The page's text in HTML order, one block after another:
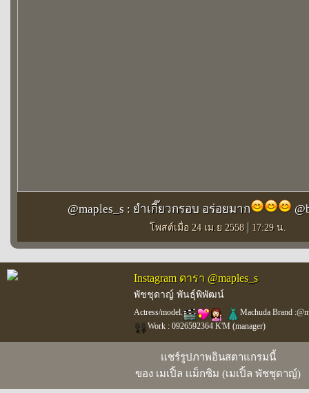
@maples_s : ยำเกี๊ยวกรอบ อร่อยมาก
โพสต์เมื่อ 24 เม.ย 2558 | 17:29 น.
Instagram ดารา @maples_s
พัชชุดาญ์ พันธุ์พิพัฒน์
Actress/model.
Machuda Brand
Work : 0926592364 K'M (manager)
แชร์รูปภาพอินสตาแกรมนี้
ของ เมเปิ้ล เเม็กซิม (เมเปิ้ล พัชชุดาญ์)